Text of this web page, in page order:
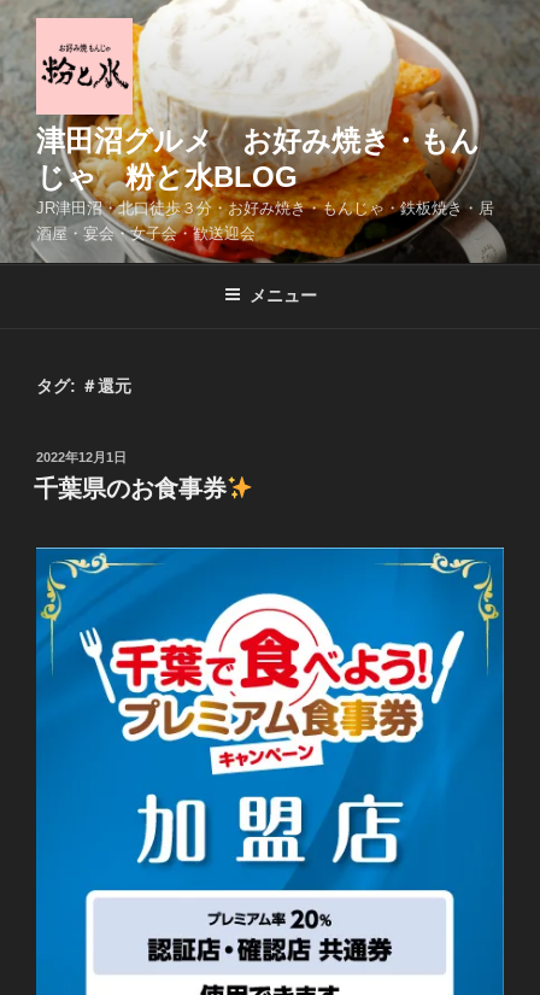
コ
テ
ン
ツ
ス
キ
ッ
津田沼グルメ お好み焼き・もん
じゃ 粉と水BLOG
JR津田沼・北口徒歩３分・お好み焼き・もんじゃ・鉄板焼き・居
酒屋・宴会・女子会・歓送迎会
メニュー
タグ: ＃還元
投
稿
日:
2022年12月1日
千葉県のお食事券